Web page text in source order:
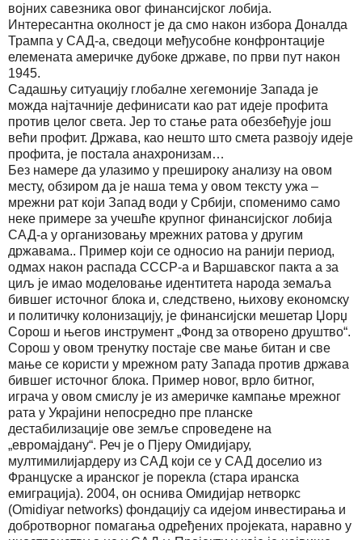
војних савезника овог финансијског лобија.
Интересантна околност је да смо након избора Доналда
Трампа у САД-а, сведоци међусобне конфронтације
елемената америчке дубоке државе, по први пут након
1945.
Садашњу ситуацију глобалне хегемоније Запада је
можда најтачније дефинисати као рат идеје профита
против целог света. Јер то стање рата обезбеђује још
већи профит. Држава, као нешто што смета развоју идеје
профита, је постала анахронизам…
Без намере да улазимо у прешироку анализу на овом
месту, обзиром да је наша тема у овом тексту ужа –
мрежни рат који Запад води у Србији, споменимо само
неке примере за учешће крупног финансијског лобија
САД-а у организовању мрежних ратова у другим
државама.. Пример који се односио на ранији период,
одмах након распада СССР-а и Варшавског пакта а за
циљ је имао моделовање идентитета народа земаља
бившег источног блока и, следствено, њихову економску
и политичку колонизацију, је финансијски мешетар Џорџ
Сорош и његов инструмент „Фонд за отворено друштво“.
Сорош у овом тренутку постаје све мање битан и све
мање се користи у мрежном рату Запада против држава
бившег источног блока. Пример новог, врло битног,
играча у овом смислу је из америчке кампање мрежног
рата у Украјини непосредно пре планске
дестабилизације ове земље спроведене на
„евромајдану“. Реч је о Пјеру Омидијару,
мултимилијардеру из САД који се у САД доселио из
Француске а иранског је порекла (стара иранска
емиграција). 2004, он оснива Омидијар нетворкс
(Omidiyar networks) фондацију са идејом инвестирања и
добротворног помагања одређених пројеката, наравно у